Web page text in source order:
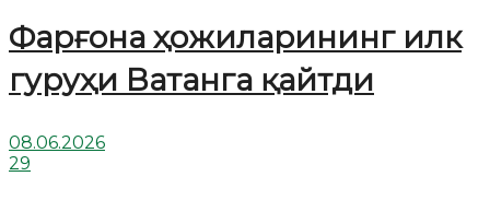
Фарғона ҳожиларининг илк
гуруҳи Ватанга қайтди
08.06.2026
29